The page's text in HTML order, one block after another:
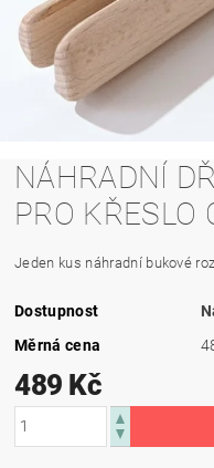
NÁHRADNÍ
PRO KŘESLO
Jeden kus náhradní bukové
Dostupnost
Měrná cena
489 Kč